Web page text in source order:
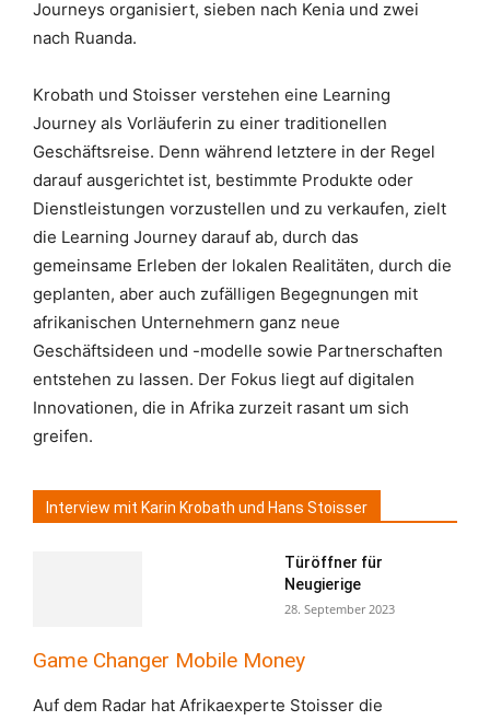
Journeys organisiert, sieben nach Kenia und zwei
nach Ruanda.
Krobath und Stoisser verstehen eine Learning
Journey als Vorläuferin zu einer traditionellen
Geschäftsreise. Denn während letztere in der Regel
darauf ausgerichtet ist, bestimmte Produkte oder
Dienstleistungen vorzustellen und zu verkaufen, zielt
die Learning Journey darauf ab, durch das
gemeinsame Erleben der lokalen Realitäten, durch die
geplanten, aber auch zufälligen Begegnungen mit
afrikanischen Unternehmern ganz neue
Geschäftsideen und -modelle sowie Partnerschaften
entstehen zu lassen. Der Fokus liegt auf digitalen
Innovationen, die in Afrika zurzeit rasant um sich
greifen.
Interview mit Karin Krobath und Hans Stoisser
Türöffner für
Neugierige
28. September 2023
Game Changer Mobile Money
Auf dem Radar hat Afrikaexperte Stoisser die